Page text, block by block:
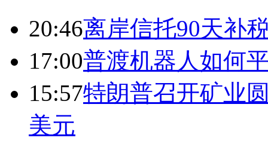
20:46离岸信托90天补
17:00普渡机器人如何
15:57特朗普召开矿业
美元